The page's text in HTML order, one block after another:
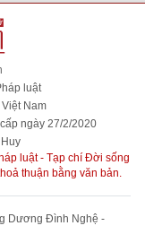
luật
Nam
ngày 27/2/2020
luật - Tạp chí Đời sống
thuận bằng văn bản.
Dương Đình Nghệ -